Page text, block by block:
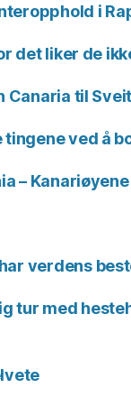
i
det liker de
Canaria til
ved å
– Kanariøyene
verdens
tur med